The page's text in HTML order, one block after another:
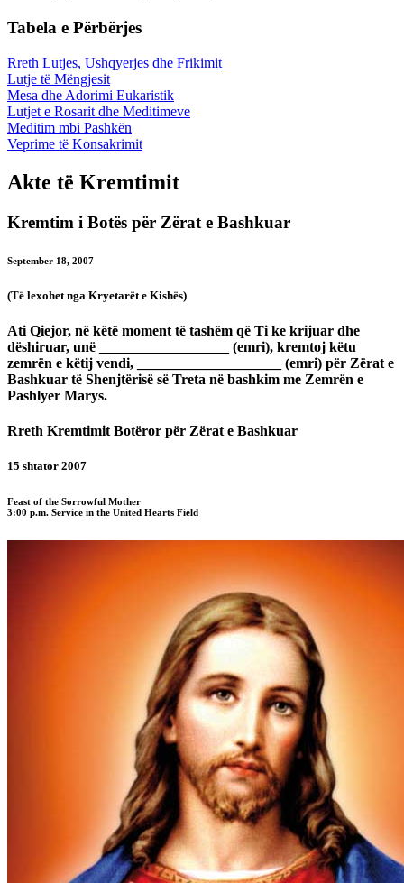
Tabela e Përbërjes
Rreth Lutjes, Ushqyerjes dhe Frikimit
Lutje të Mëngjesit
Mesa dhe Adorimi Eukaristik
Lutjet e Rosarit dhe Meditimeve
Meditim mbi Pashkën
Veprime të Konsakrimit
Akte të Kremtimit
Kremtim i Botës për Zërat e Bashkuar
September 18, 2007
(Të lexohet nga Kryetarët e Kishës)
Ati Qiejor, në këtë moment të tashëm që Ti ke krijuar dhe
dëshiruar, unë __________________ (emri), kremtoj këtu
zemrën e këtij vendi, ____________________ (emri) për Zërat e
Bashkuar të Shenjtërisë së Treta në bashkim me Zemrën e
Pashlyer Marys.
Rreth Kremtimit Botëror për Zërat e Bashkuar
15 shtator 2007
Feast of the Sorrowful Mother
3:00 p.m. Service in the United Hearts Field